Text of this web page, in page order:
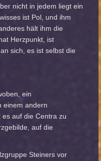
nicht in jedem liegt ein
ist Pol, und ihm
hält ihm die
Herzpunkt, ist
sich, es ist selbst die
ein
einem andern
auf die Centra zu
auf die
Steiners vor